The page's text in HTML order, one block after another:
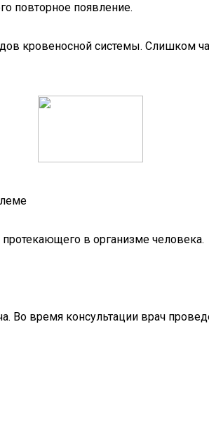
повторное появление.
кровеносной системы. Слишком
в организме человека.
Во время консультации врач